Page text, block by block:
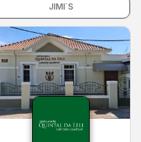
JIMI´S